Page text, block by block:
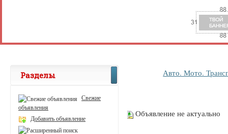
Авто. Мото.
Объявление не актуально
Разделы
Свежие
объявления
Добавить объявление